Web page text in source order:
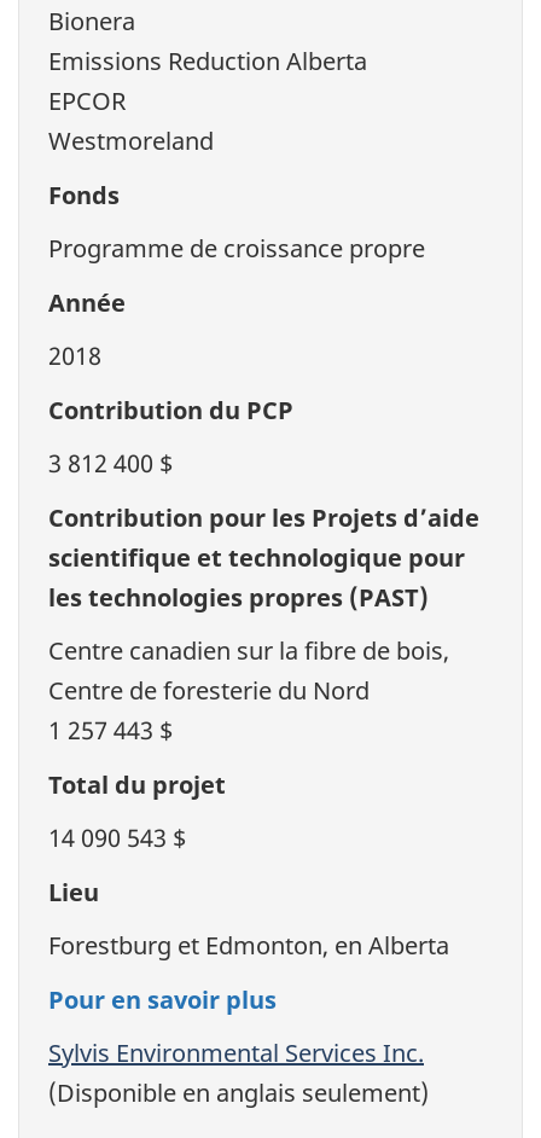
Bionera
Emissions Reduction Alberta
EPCOR
Westmoreland
Fonds
Programme de croissance propre
Année
2018
Contribution du PCP
3 812 400 $
Contribution pour les Projets d’aide
scientifique et technologique pour
les technologies propres (PAST)
Centre canadien sur la fibre de bois,
Centre de foresterie du Nord
1 257 443 $
Total du projet
14 090 543 $
Lieu
Forestburg et Edmonton, en Alberta
Pour en savoir plus
Sylvis Environmental Services Inc.
(Disponible en anglais seulement)